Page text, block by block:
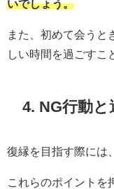
いでしょう。
また、初めて会うと
しい時間を過ごすこ
4. NG行動
復縁を目指す際には
これらのポイントを